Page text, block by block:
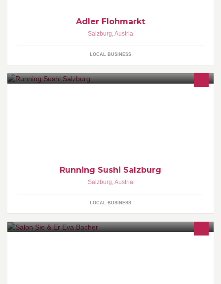
Adler Flohmarkt
Salzburg,Austria
LOCAL BUSINESS
Running Sushi Salzburg
Salzburg,Austria
LOCAL BUSINESS